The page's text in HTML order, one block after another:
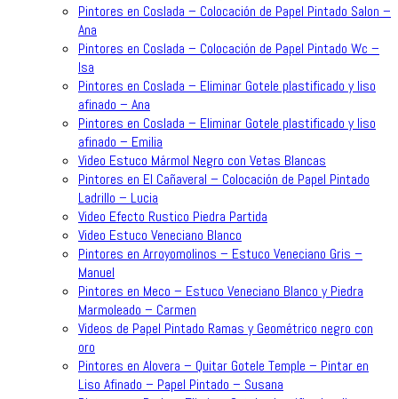
Pintores en Coslada – Colocación de Papel Pintado Salon –
Ana
Pintores en Coslada – Colocación de Papel Pintado Wc –
Isa
Pintores en Coslada – Eliminar Gotele plastificado y liso
afinado – Ana
Pintores en Coslada – Eliminar Gotele plastificado y liso
afinado – Emilia
Video Estuco Mármol Negro con Vetas Blancas
Pintores en El Cañaveral – Colocación de Papel Pintado
Ladrillo – Lucia
Video Efecto Rustico Piedra Partida
Video Estuco Veneciano Blanco
Pintores en Arroyomolinos – Estuco Veneciano Gris –
Manuel
Pintores en Meco – Estuco Veneciano Blanco y Piedra
Marmoleado – Carmen
Videos de Papel Pintado Ramas y Geométrico negro con
oro
Pintores en Alovera – Quitar Gotele Temple – Pintar en
Liso Afinado – Papel Pintado – Susana